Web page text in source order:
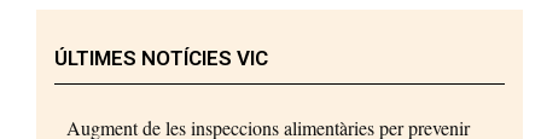
ÚLTIMES NOTÍCIES VIC
Augment de les inspeccions alimentàries per prevenir